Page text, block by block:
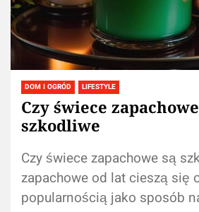
DOM I OGRÓD LIFESTYLE
Czy świece
szkodliwe
Czy świece zapachowe są
zapachowe od lat cieszą się
popularnością jako sposób